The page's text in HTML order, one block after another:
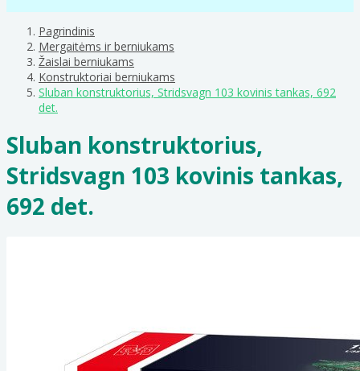
Pagrindinis
Mergaitėms ir berniukams
Žaislai berniukams
Konstruktoriai berniukams
Sluban konstruktorius, Stridsvagn 103 kovinis tankas, 692
det.
Sluban konstruktorius,
Stridsvagn 103 kovinis tankas,
692 det.